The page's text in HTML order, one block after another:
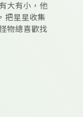
大有小，他
把星星收集
物總喜歡找